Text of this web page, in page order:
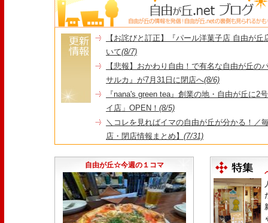
【お詫びと訂正】『パール洋菓子店 自由が
いて(8/7)
【悲報】おかわり自由！で有名な自由が丘の
サルカ』が7月31日に閉店へ(8/6)
『nana's green tea』創業の地・自由が丘に2
イ店」OPEN！ (8/5)
＼コレを見ればイマの自由が丘が分かる！／
店・閉店情報まとめ】 (7/31)
永久パス配布も！
自由が丘☆今週の１コマ